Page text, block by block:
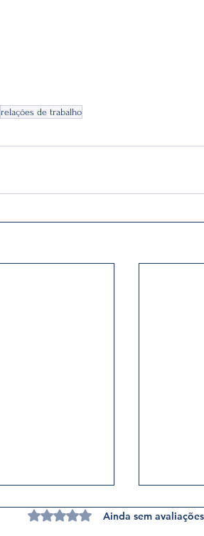
relações de trabalho
Avaliado com 0 de 5
Ainda sem avaliações